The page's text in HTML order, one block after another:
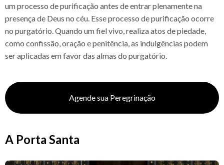
um processo de purificação antes de entrar plenamente na
presença de Deus no céu. Esse processo de purificação ocorre
no purgatório. Quando um fiel vivo, realiza atos de piedade,
como confissão, oração e penitência, as indulgências podem
ser aplicadas em favor das almas do purgatório.
Agende sua Peregrinação
A Porta Santa